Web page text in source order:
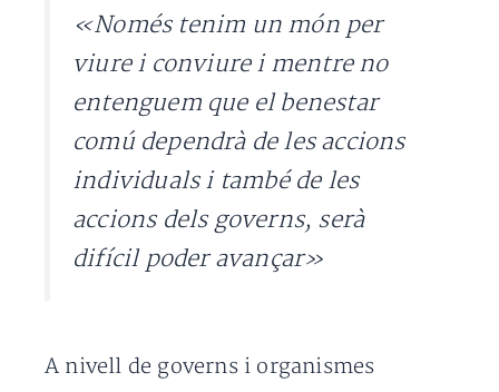
«Només tenim un món per
viure i conviure i mentre no
entenguem que el benestar
comú dependrà de les accions
individuals i també de les
accions dels governs, serà
difícil poder avançar»
A nivell de governs i organismes